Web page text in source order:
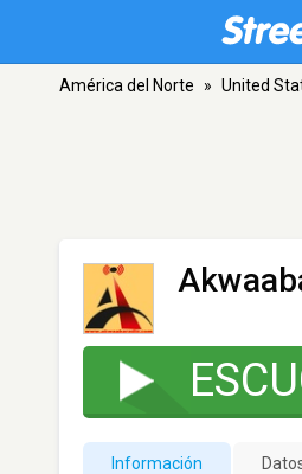
América del Norte » United
Información